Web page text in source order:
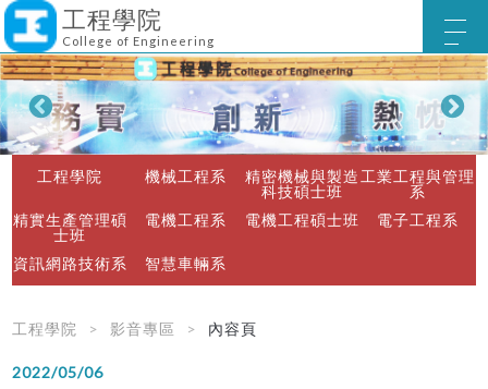
工程學院
College of Engineering
工程學院 機械工程系
精密機械與製造
科技碩士班
工業工程與管理
系
精實生產管理碩
士班
電機工程系 電機工程碩士班 電子工程系
資訊網路技術系 智慧車輛系
工程學院 影音專區 內容頁
2022/05/06